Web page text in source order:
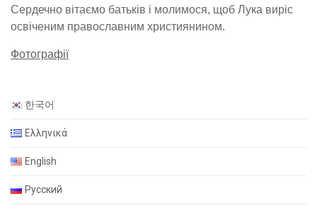
Сердечно вітаємо батьків і молимося, щоб Лука виріс
освіченим православним християнином.
Фотографії
한국어
Ελληνικά
English
Русский